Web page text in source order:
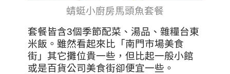
蜻蜓小廚房馬頭魚套餐
套餐皆含3個季節配菜、湯品、雜糧台東
米飯。雖然看起來比「南門市場美食
街」其它攤位貴一些，但比起一般小館
或是百貨公司美食街卻便宜一些。